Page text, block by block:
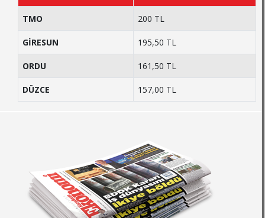
TMO 200 TL
GİRESUN 195,50 TL
ORDU 161,50 TL
DÜZCE 157,00 TL